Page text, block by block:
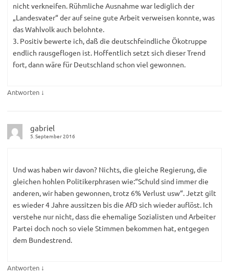
nicht verkneifen. Rühmliche Ausnahme war lediglich der
„Landesvater“ der auf seine gute Arbeit verweisen konnte, was
das Wahlvolk auch belohnte.
3. Positiv bewerte ich, daß die deutschfeindliche Ökotruppe
endlich rausgeflogen ist. Hoffentlich setzt sich dieser Trend
fort, dann wäre für Deutschland schon viel gewonnen.
Antworten ↓
gabriel
5. September 2016
Und was haben wir davon? Nichts, die gleiche Regierung, die
gleichen hohlen Politikerphrasen wie:“Schuld sind immer die
anderen, wir haben gewonnen, trotz 6% Verlust usw“. Jetzt gilt
es wieder 4 Jahre aussitzen bis die AfD sich wieder auflöst. Ich
verstehe nur nicht, dass die ehemalige Sozialisten und Arbeiter
Partei doch noch so viele Stimmen bekommen hat, entgegen
dem Bundestrend.
Antworten ↓